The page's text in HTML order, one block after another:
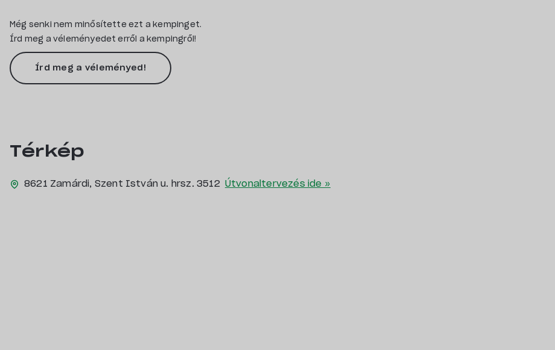
Még senki nem minősítette ezt a kempinget.
Írd meg a véleményedet erről a kempingről!
Az e-mail címet nem tesszük közzé. A kötelező mezőket
Írd meg a véleményed!
Térkép
8621 Zamárdi, Szent István u. hrsz. 3512 Útvonaltervezés ide »